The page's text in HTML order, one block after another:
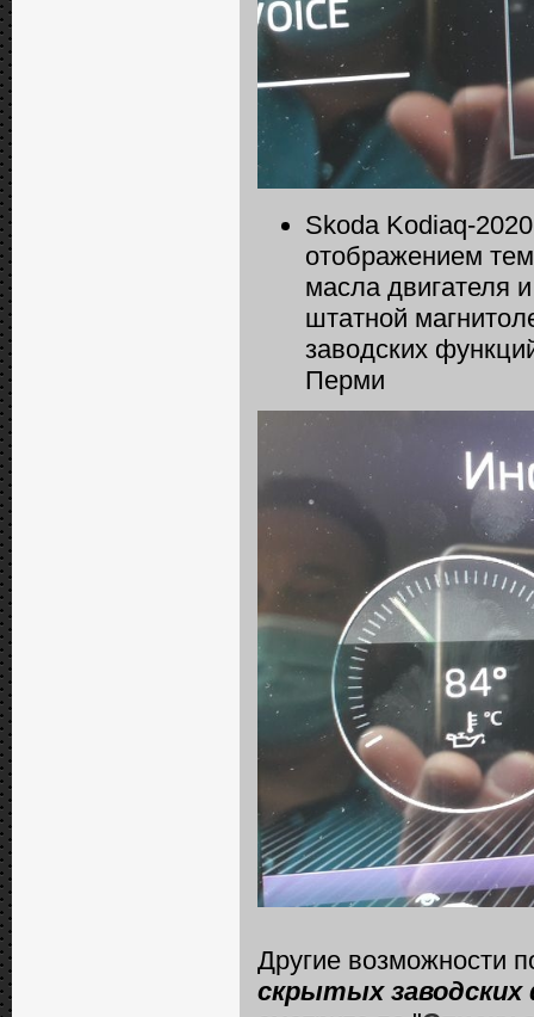
Skoda Kodiaq-
отображением
масла двигателя
штатной
заводских
Перми
Другие возможности
скрытых заводских